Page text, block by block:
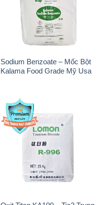
Sodium Benzoate – Mốc Bột
Kalama Food Grade Mỹ Usa